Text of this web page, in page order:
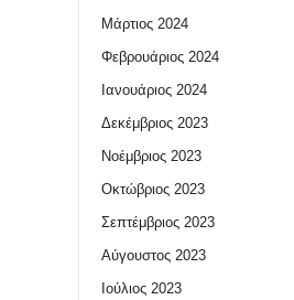
Μάρτιος 2024
Φεβρουάριος 2024
Ιανουάριος 2024
Δεκέμβριος 2023
Νοέμβριος 2023
Οκτώβριος 2023
Σεπτέμβριος 2023
Αύγουστος 2023
Ιούλιος 2023